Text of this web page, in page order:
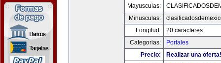
Mayusculas:
Minusculas:
Longitud:
20 caracteres
Categorias:
Portales
Precio:
Realizar una oferta!